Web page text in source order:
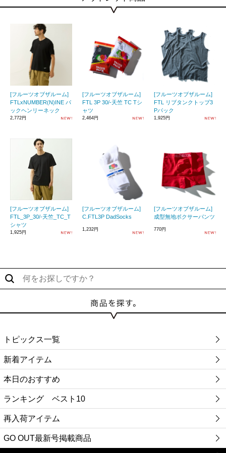
[フルーツオブザルーム]
FTLxNUMBER(N)INE パ
ックヘンリーネック
2,772円
[フルーツオブザルーム]
FTL 3P 30/-天竺 TC Tシ
ャツ
2,464円
[フルーツオブザルーム]
FTL リブタンクトップ3
Pパック
1,925円
[フルーツオブザルーム]
FTL_3P_30/-天竺_TC_T
シャツ
1,925円
[フルーツオブザルーム]
C.FTL3P DadSocks
1,232円
[フルーツオブザルーム]
成型無地ボクサーパンツ
770円
トピックス一覧
新着アイテム
本日のおすすめ
ランキング ベスト10
再入荷アイテム
GO OUT最新号掲載商品